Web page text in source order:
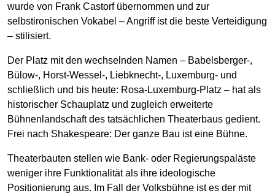
wurde von Frank Castorf übernommen und zur
selbstironischen Vokabel – Angriff ist die beste Verteidigung
– stilisiert.
Der Platz mit den wechselnden Namen – Babelsberger-,
Bülow-, Horst-Wessel-, Liebknecht-, Luxemburg- und
schließlich und bis heute: Rosa-Luxemburg-Platz – hat als
historischer Schauplatz und zugleich erweiterte
Bühnenlandschaft des tatsächlichen Theaterbaus gedient.
Frei nach Shakespeare: Der ganze Bau ist eine Bühne.
Theaterbauten stellen wie Bank- oder Regierungspaläste
weniger ihre Funktionalität als ihre ideologische
Positionierung aus. Im Fall der Volksbühne ist es der mit